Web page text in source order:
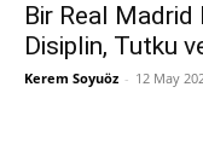
Bir Real
Disiplin, Tutku
Kerem Soyuöz - 12 May